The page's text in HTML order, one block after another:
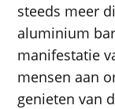
steeds meer
aluminium
manifestatie
mensen aan
genieten van